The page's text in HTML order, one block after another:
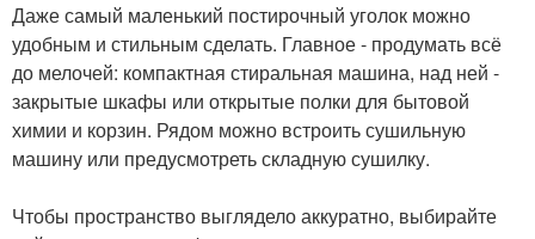
Даже самый маленький постирочный уголок можно
удобным и стильным сделать. Главное - продумать всё
до мелочей: компактная стиральная машина, над ней -
закрытые шкафы или открытые полки для бытовой
химии и корзин. Рядом можно встроить сушильную
машину или предусмотреть складную сушилку.
Чтобы пространство выглядело аккуратно, выбирайте